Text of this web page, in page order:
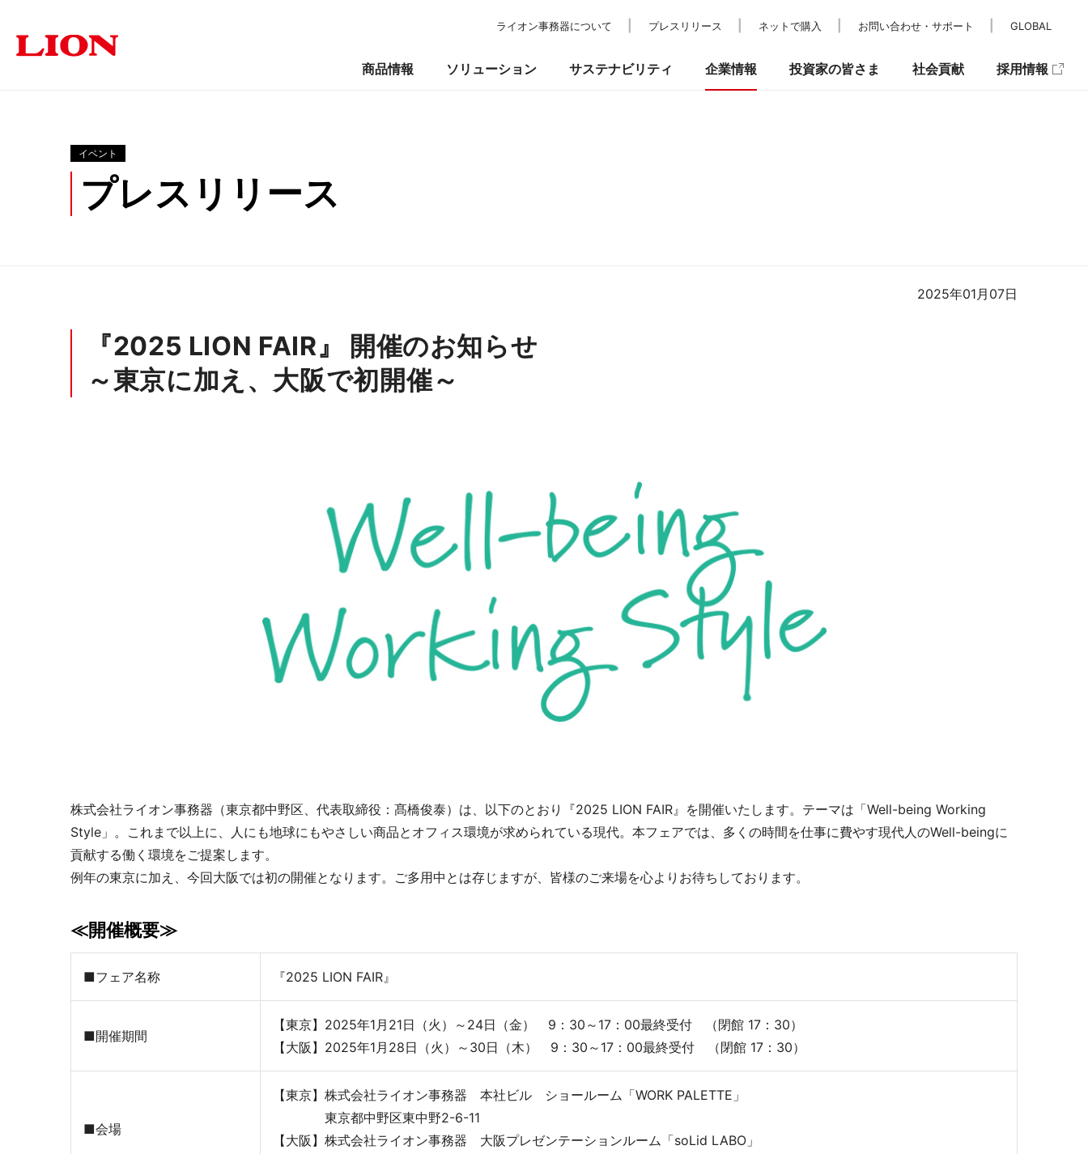
プレスリリース
イベント
2025年01月07日
『2025 LION FAIR』 開催のお知らせ
～東京に加え、大阪で初開催～
株式会社ライオン事務器（東京都中野区、代表取締役：髙橋俊泰）は、以下のとおり『2025 LION FAIR』を開催いたします。テーマは「Well-being Working
Style」。これまで以上に、人にも地球にもやさしい商品とオフィス環境が求められている現代。本フェアでは、多くの時間を仕事に費やす現代人のWell-beingに
貢献する働く環境をご提案します。
例年の東京に加え、今回大阪では初の開催となります。ご多用中とは存じますが、皆様のご来場を心よりお待ちしております。
≪開催概要≫
■フェア名称 『2025 LION FAIR』
■開催期間
【東京】2025年1月21日（火）～24日（金） 9：30～17：00最終受付 （閉館 17：30）
【大阪】2025年1月28日（火）～30日（木） 9：30～17：00最終受付 （閉館 17：30）
■会場
【東京】株式会社ライオン事務器 本社ビル ショールーム「WORK PALETTE」
東京都中野区東中野2-6-11
【大阪】株式会社ライオン事務器 大阪プレゼンテーションルーム「soLid LABO」
ライオン事務器について プレスリリース ネットで購入 お問い合わせ・サポート GLOBAL
商品情報
オフィス家具
オープンコミュニケーション
ミーティングサポート
文具・事務用品
ファイル
事務用品
推し活向け商品
ICT
商品情報
ソリューション
オフィス 福祉・医療施設
ソリューション
サステナビリティ
トップメッセージ サステナビリティの考え方
サステナビリティ
企業情報
トップメッセージ ライオン事務器について
企業情報
投資家の皆さま
経営方針 個人投資家の皆さまへ
IRに関するよくあるご質問
投資家の皆さま 社会貢献 採用情報